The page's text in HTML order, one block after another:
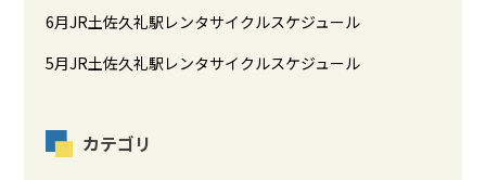
6月JR土佐久礼駅レンタサイクルスケジュール
5月JR土佐久礼駅レンタサイクルスケジュール
カテゴリ